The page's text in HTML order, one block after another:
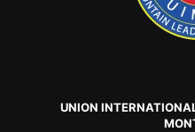
UNION